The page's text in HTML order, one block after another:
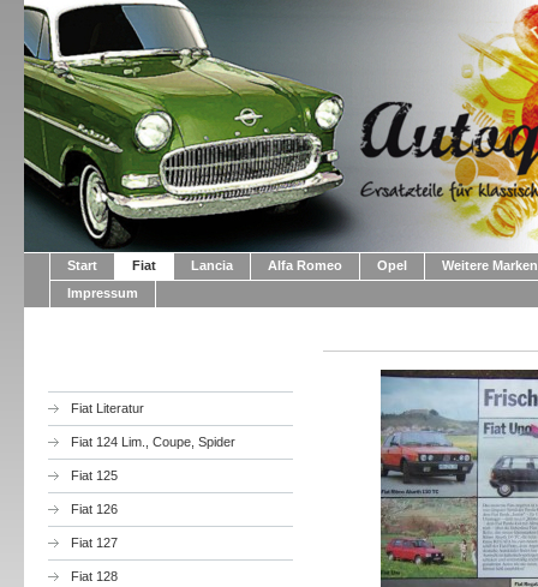
Start Fiat Lancia Alfa Romeo Opel
Weitere Marken
Impressum
Fiat Literatur
Fiat 124 Lim., Coupe, Spider
Fiat 125
Fiat 126
Fiat 127
Fiat 128